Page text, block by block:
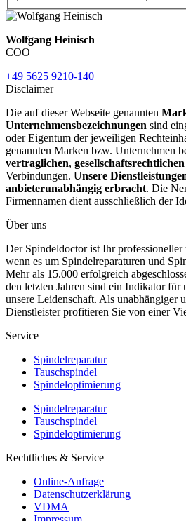
Wolfgang Heinisch
COO
+49 5625 9210-140
Disclaimer
Die auf dieser Webseite genannten
Unternehmensbezeichnungen sind
oder Eigentum der jeweiligen
genannten Marken bzw. Unternehmen
vertraglichen, gesellschaftsrechtlichen
Verbindungen. Unsere
anbieterunabhängig erbracht. Die
Firmennamen dient ausschließlich der
Über uns
Der Spindeldoctor ist Ihr professioneller
wenn es um Spindelreparaturen und
Mehr als 15.000 erfolgreich
den letzten Jahren sind ein Indikator
unsere Leidenschaft. Als unabhängiger
Dienstleister profitieren Sie von einer
Service
Spindelreparatur
Tauschspindel
Spindeloptimierung
Spindelreparatur
Tauschspindel
Spindeloptimierung
Rechtliches & Service
Online-Anfrage
Datenschutzerklärung
VDMA